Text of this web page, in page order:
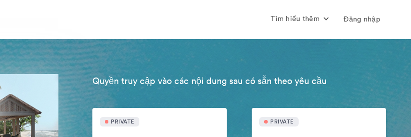
Tìm hiểu thêm Đăng nhập
Quyền truy cập vào các nội dung sau có sẵn theo yêu cầu
PRIVATE PRIVATE